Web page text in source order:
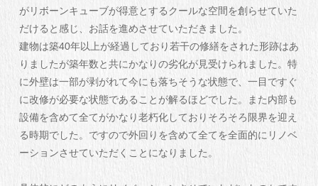
がリボーンキューブが得意とするクールな空間を創らせていた
だけると感じ、お話を進めさせていただきました。
建物は築40年以上が経過しており若干の修繕をされた形跡はあ
りましたが築年数と共にかなりの劣化が見受けられました。特
に外壁は一部が剥がれて今にも落ちそうな状態で、一目ですぐ
に改修が必要な状態であることが解るほどでした。また内部も
設備を含めて全てがかなり老朽化しておりそろそろ限界を迎え
る時期でした。ですので外回りを含めて全てを全面的にリノベ
ーションさせていただくことになりました。